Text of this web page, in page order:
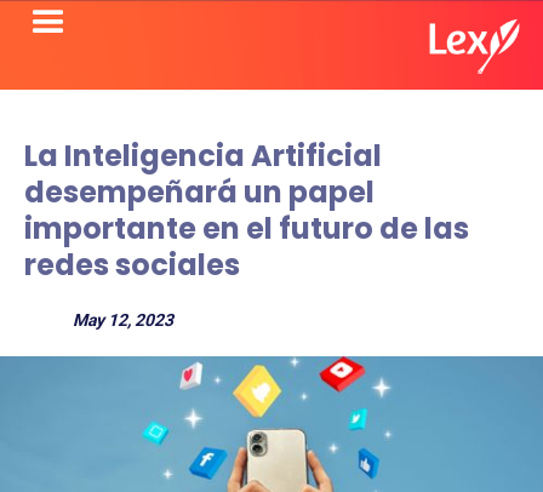
La Inteligencia Artificial
desempeñará un papel
importante en el futuro de las
redes sociales
May 12, 2023